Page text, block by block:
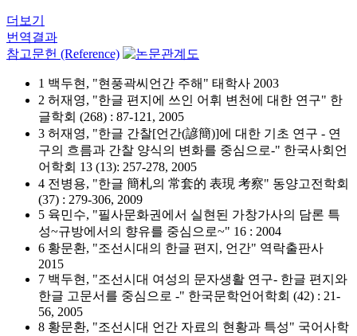
더보기
번역결과
참고문헌 (Reference)
1 백두현, "현풍곽씨언간 주해" 태학사 2003
2 허재영, "한글 편지에 쓰인 어휘 변천에 대한 연구" 한
글학회 (268) : 87-121, 2005
3 허재영, "한글 간찰[언간(諺簡)]에 대한 기초 연구 - 연
구의 흐름과 간찰 양식의 변화를 중심으로-" 한국사회언
어학회 13 (13): 257-278, 2005
4 전병용, "한글 簡札의 常套的 表現 考察" 동양고전학회
(37) : 279-306, 2009
5 육민수, "필사문화권에서 실현된 가창가사의 담론 특
성~규방에서의 향유를 중심으로~" 16 : 2004
6 황문환, "조선시대의 한글 편지, 언간" 역락출판사
2015
7 백두현, "조선시대 여성의 문자생활 연구- 한글 편지와
한글 고문서를 중심으로 -" 한국문학언어학회 (42) : 21-
56, 2005
8 황문환, "조선시대 언간 자료의 현황과 특성" 국어사학